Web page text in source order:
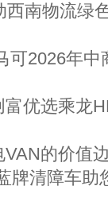
南物流绿
可2026年
优选乘龙
的价值
牌清障车助